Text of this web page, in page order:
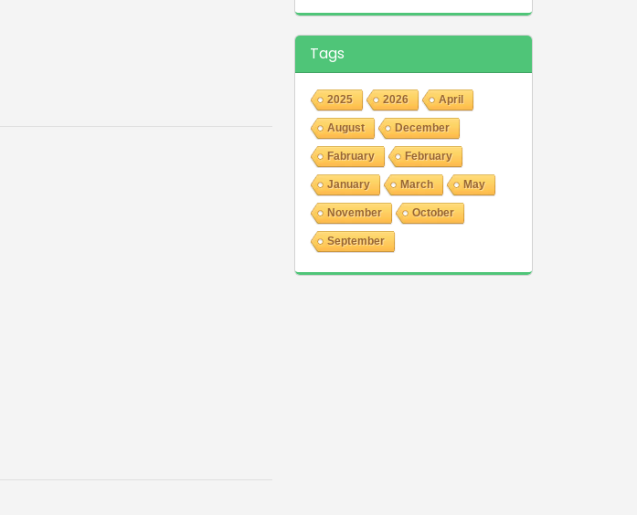
Tags
2025 2026 April
August December
Fabruary February
January March May
November October
September